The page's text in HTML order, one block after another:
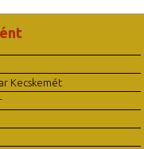
Kecskemét